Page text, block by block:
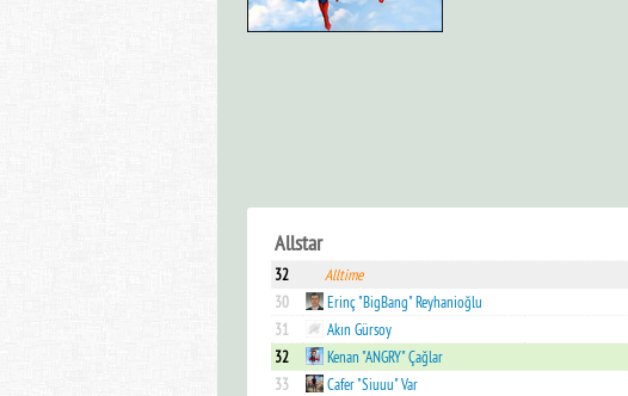
Allstar
32 Alltime
30
Erinç "BigBang" Reyhanioğlu
31
Akın Gürsoy
32
Kenan "ANGRY" Çağlar
33
Cafer "Siuuu" Var